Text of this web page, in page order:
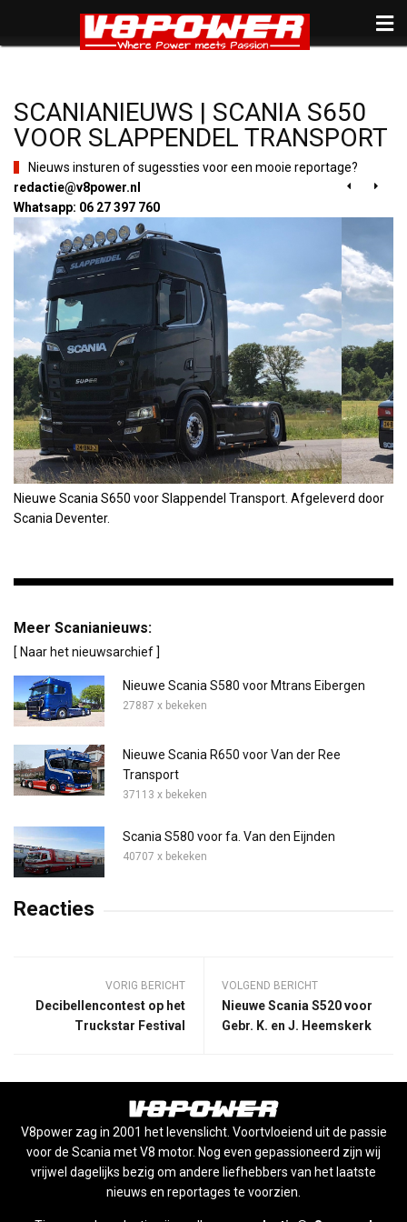
SCANIANIEUWS | SCANIA S650
VOOR SLAPPENDEL TRANSPORT
Nieuws insturen of sugessties voor een mooie reportage?
redactie@v8power.nl
Whatsapp: 06 27 397 760
 
Nieuwe Scania S650 voor Slappendel Transport. Afgeleverd door
Scania Deventer.
Meer Scanianieuws:
[ Naar het nieuwsarchief ]
Nieuwe Scania S580 voor Mtrans Eibergen
27887 x bekeken
Nieuwe Scania R650 voor Van der Ree
Transport
37113 x bekeken
Scania S580 voor fa. Van den Eijnden
40707 x bekeken
Reacties
VORIG BERICHT
Decibellencontest op het
Truckstar Festival
VOLGEND BERICHT
Nieuwe Scania S520 voor
Gebr. K. en J. Heemskerk
V8power zag in 2001 het levenslicht. Voortvloeiend uit de passie
voor de Scania met V8 motor. Nog even gepassioneerd zijn wij
vrijwel dagelijks bezig om andere liefhebbers van het laatste
nieuws en reportages te voorzien.